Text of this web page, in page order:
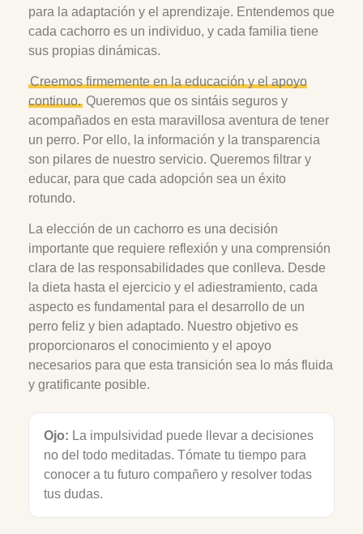
para la adaptación y el aprendizaje. Entendemos que
cada cachorro es un individuo, y cada familia tiene
sus propias dinámicas.
Creemos firmemente en la educación y el apoyo
continuo.Queremos que os sintáis seguros y
acompañados en esta maravillosa aventura de tener
un perro. Por ello, la información y la transparencia
son pilares de nuestro servicio. Queremos filtrar y
educar, para que cada adopción sea un éxito
rotundo.
La elección de un cachorro es una decisión
importante que requiere reflexión y una comprensión
clara de las responsabilidades que conlleva. Desde
la dieta hasta el ejercicio y el adiestramiento, cada
aspecto es fundamental para el desarrollo de un
perro feliz y bien adaptado. Nuestro objetivo es
proporcionaros el conocimiento y el apoyo
necesarios para que esta transición sea lo más fluida
y gratificante posible.
Ojo: La impulsividad puede llevar a decisiones
no del todo meditadas. Tómate tu tiempo para
conocer a tu futuro compañero y resolver todas
tus dudas.